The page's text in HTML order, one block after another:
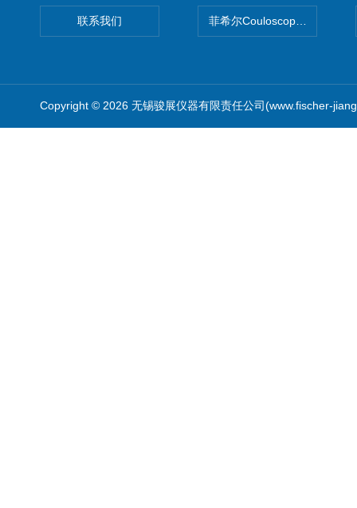
联系我们 菲希尔Couloscope CMS2电
Copyright © 2026 无锡骏展仪器有限责任公司(www.fischer-